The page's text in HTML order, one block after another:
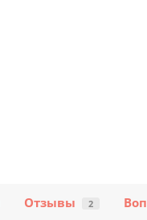
Отзывы 2